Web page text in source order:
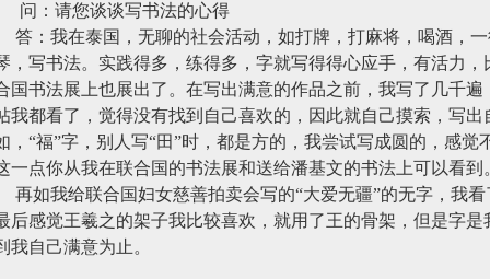
问：请您谈谈写书法的心得
答：我在泰国，无聊的社会活动，如打牌，打麻将，喝酒，
，写书法。实践得多，练得多，字就写得得心应手，有活力，
国书法展上也展出了。在写出满意的作品之前，我写了几千
我都看了，觉得没有找到自己喜欢的，因此就自己摸索，写出
，“福”字，别人写“田”时，都是方的，我尝试写成圆的，感觉
一点你从我在联合国的书法展和送给潘基文的书法上可以看到
再如我给联合国妇女慈善拍卖会写的“大爱无疆”的无字，我
后感觉王羲之的架子我比较喜欢，就用了王的骨架，但是字
我自己满意为止。